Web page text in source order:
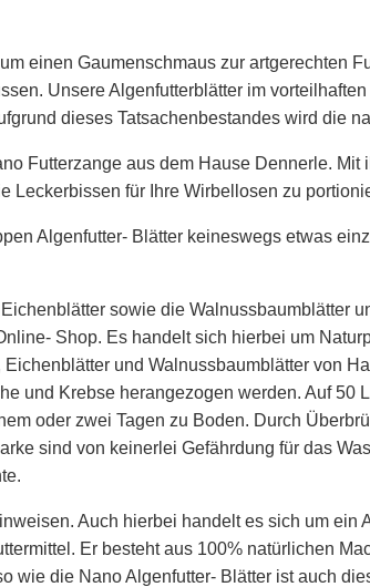
einen Gaumenschmaus zur artgerechten
Unsere Algenfutterblätter im
dieses Tatsachenbestandes wird die
Futterzange aus dem Hause Dennerle.
für Ihre Wirbellosen zu
Algenfutter- Blätter keineswegs etwas
sowie die Walnussbaumblätter
Shop. Es handelt sich hierbei um
und Walnussbaumblätter von
und Krebse herangezogen werden. Auf 50
oder zwei Tagen zu Boden. Durch
sind von keinerlei Gefährdung für das
Auch hierbei handelt es sich um ein
Er besteht aus 100% natürlichen
die Nano Algenfutter- Blätter ist auch